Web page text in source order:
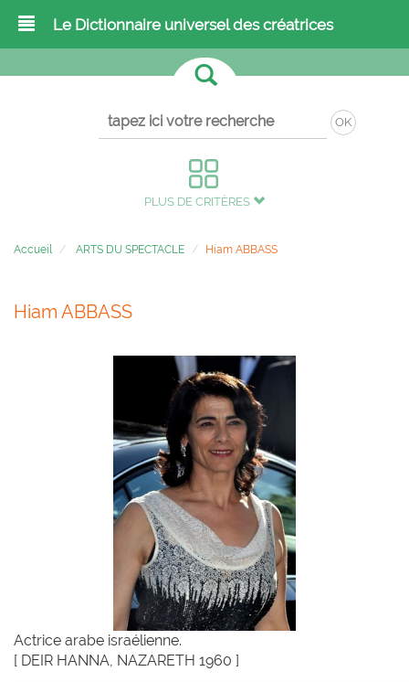
Le Dictionnaire universel des créatrices
OK
PLUS DE CRITÈRES
Accueil ARTS DU SPECTACLE Hiam ABBASS
Hiam ABBASS
Actrice arabe israélienne.
[ DEIR HANNA, NAZARETH 1960 ]